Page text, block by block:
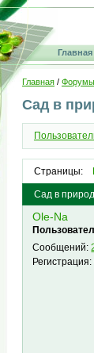
Главная
Главная / Форумы
Сад в
Страницы:
Сад в
Ole-Na
Сообщений:
Регистрация: